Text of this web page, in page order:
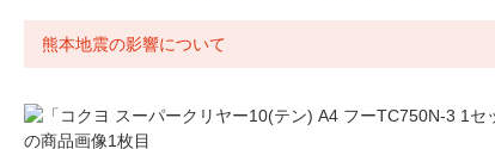
熊本地震の影響について